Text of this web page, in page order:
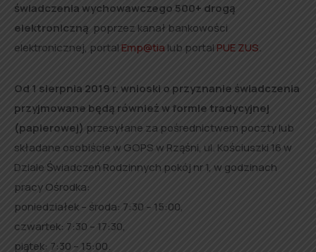
świadczenia wychowawczego 500+ drogą
elektroniczną poprzez kanał bankowości
elektronicznej, portal Emp@tia lub portalPUE ZUS.
Od 1 sierpnia 2019 r. wnioski o przyznanie świadczenia
przyjmowane będą również w formie tradycyjnej
(papierowej) przesyłane za pośrednictwem poczty lub
składane osobiście w GOPS w Rząśni, ul. Kościuszki 16 w
Dziale Świadczeń Rodzinnych pokój nr 1, w godzinach
pracy Ośrodka:
poniedziałek – środa: 7:30 – 15:00,
czwartek: 7:30 – 17:30,
piątek: 7:30 – 15:00.